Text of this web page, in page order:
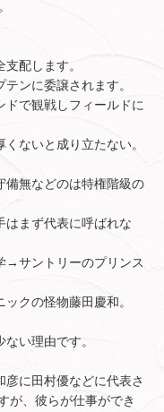
配します。
ンに委譲されます。
ドで観戦しフィールドに
ないと成り立たない。
備無などのは特権階級の
はまず代表に呼ばれな
→サントリーのプリンス
クの怪物藤田慶和。
い理由です。
に田村優などに代表さ
が、彼らが仕事ができ